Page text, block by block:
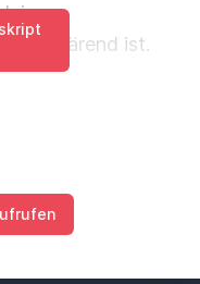
aufklärend ist.
auch Stufenjahre